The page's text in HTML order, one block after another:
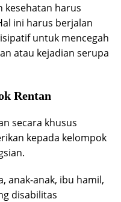
kesehatan harus
ini harus berjalan
untuk mencegah
atau kejadian serupa
Rentan
secara khusus
kepada kelompok
anak-anak, ibu hamil,
disabilitas